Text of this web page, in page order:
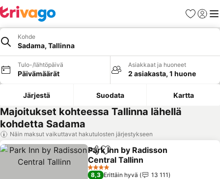
Suosikit
Kohde
Sadama, Tallinna
Tulo-/lähtöpäivä
Päivämäärät
Asiakkaat ja huoneet
2 asiakasta, 1 huone
Järjestä Suodata Kartta
Majoitukset kohteessa Tallinna lähellä
kohdetta Sadama
Näin maksut vaikuttavat hakutulosten järjestykseen
Jaa Lisää suosikkeihin
Park Inn by Radisson
Central Tallinn
Katso hinnat
4 Tähtiluokitus
8,3 Erittäin hyvä
13 111